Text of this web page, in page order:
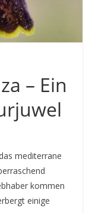
– Ein
mediterrane
kommen
einige